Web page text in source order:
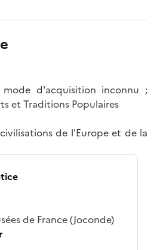
d'acquisition inconnu ;
et Traditions Populaires
de l'Europe et de la
de France (Joconde)